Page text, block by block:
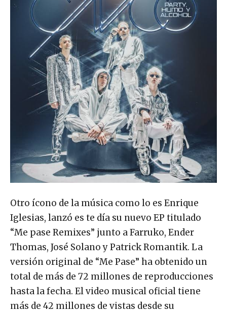
Otro ícono de la música como lo es Enrique
Iglesias, lanzó es te día su nuevo EP titulado
“Me pase Remixes” junto a Farruko, Ender
Thomas, José Solano y Patrick Romantik. La
versión original de “Me Pase” ha obtenido un
total de más de 72 millones de reproducciones
hasta la fecha. El video musical oficial tiene
más de 42 millones de vistas desde su